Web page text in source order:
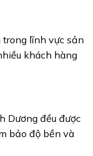
lĩnh vực sản
khách hàng
Dương đều được
bảo độ bền và